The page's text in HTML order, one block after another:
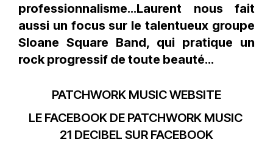
professionnalisme...Laurent nous fait
aussi un focus sur le talentueux groupe
Sloane Square Band, qui pratique un
rock progressif de toute beauté...
PATCHWORK MUSIC WEBSITE
LE FACEBOOK DE PATCHWORK MUSIC
21 DECIBEL SUR FACEBOOK